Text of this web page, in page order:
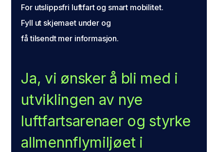
For utslippsfri luftfart og smart mobilitet.
Fyll ut skjemaet under og
få tilsendt mer informasjon.
Ja, vi ønsker å bli med i
utviklingen av nye
luftfartsarenaer og styrke
allmennflymiljøet i